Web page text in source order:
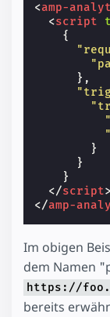
<amp-
<script
{
},
}
}
}
</script>
</amp-
Im obigen
dem Namen
https://
bereits